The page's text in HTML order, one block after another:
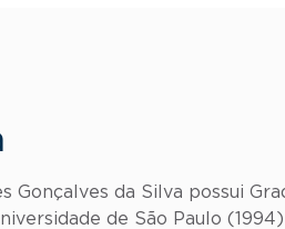
Gonçalves da Silva possui
de São Paulo